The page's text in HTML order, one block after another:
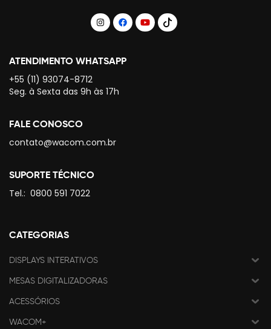
ATENDIMENTO WHATSAPP
+55 (11) 93074-8712
Seg. à Sexta das 9h às 17h
FALE CONOSCO
contato@wacom.com.br
SUPORTE TÉCNICO
Tel.: 0800 591 7022
CATEGORIAS
DISPLAYS INTERATIVOS
MESAS DIGITALIZADORAS
ACESSÓRIOS
WACOM+